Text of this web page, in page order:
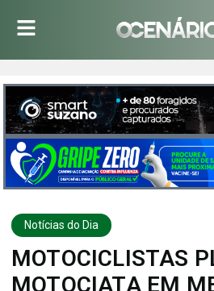
Notícias do Dia
MOTOCICLISTAS
MOTOCIATA EM